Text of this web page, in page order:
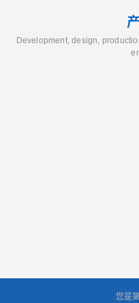
Development, design,
您是第